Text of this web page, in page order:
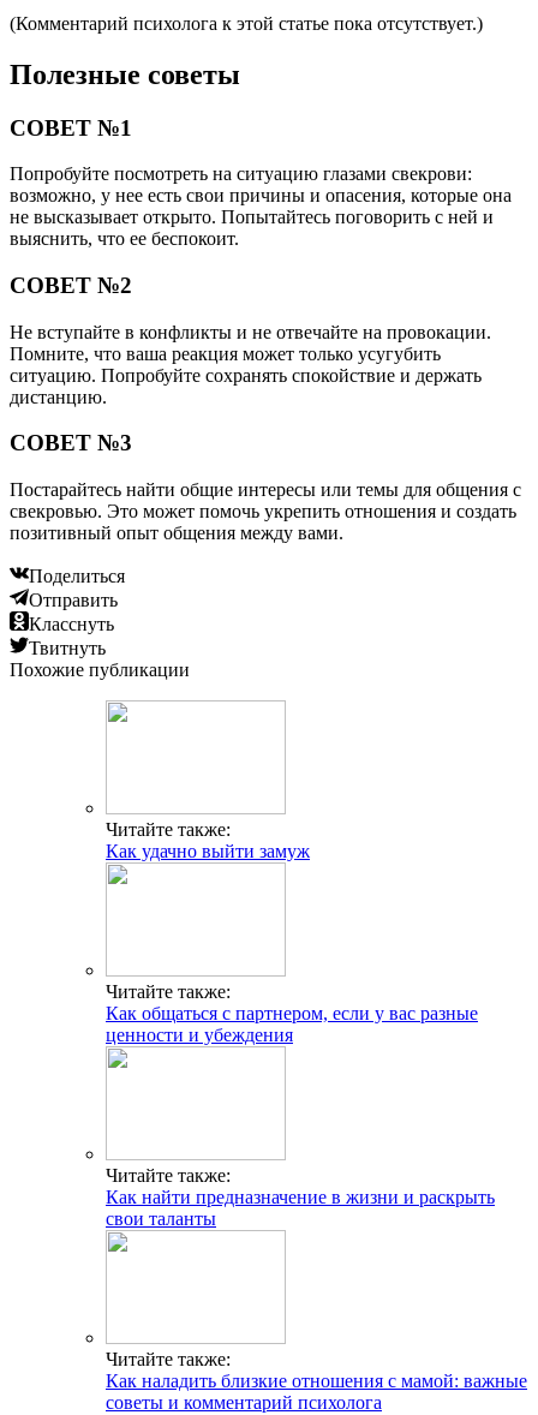
(Комментарий психолога к этой статье пока отсутствует.)
Полезные советы
СОВЕТ №1
Попробуйте посмотреть на ситуацию глазами свекрови:
возможно, у нее есть свои причины и опасения, которые она
не высказывает открыто. Попытайтесь поговорить с ней и
выяснить, что ее беспокоит.
СОВЕТ №2
Не вступайте в конфликты и не отвечайте на провокации.
Помните, что ваша реакция может только усугубить
ситуацию. Попробуйте сохранять спокойствие и держать
дистанцию.
СОВЕТ №3
Постарайтесь найти общие интересы или темы для общения с
свекровью. Это может помочь укрепить отношения и создать
позитивный опыт общения между вами.
Поделиться
Отправить
Класснуть
Твитнуть
Похожие публикации
Читайте также:
Как удачно выйти замуж
Читайте также:
Как общаться с партнером, если у вас разные
ценности и убеждения
Читайте также:
Как найти предназначение в жизни и раскрыть
свои таланты
Читайте также:
Как наладить близкие отношения с мамой: важные
советы и комментарий психолога